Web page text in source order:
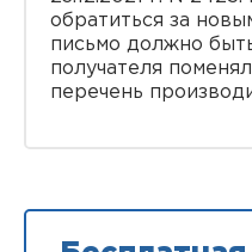
обратиться за
письмо должно
получателя
перечень